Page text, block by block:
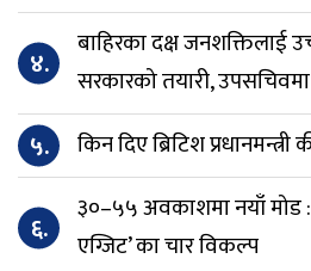
४.
बाहिरका दक्ष जनशक्तिलाई
सरकारको तयारी,
५. किन दिए ब्रिटिश प्रधानमन्त्री
६.
३०–५५ अवकाशमा नयाँ मोड
एग्जिट’ का चार विकल्प